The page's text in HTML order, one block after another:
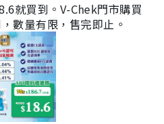
就買到。V-Chek門市購買
數量有限，售完即止。